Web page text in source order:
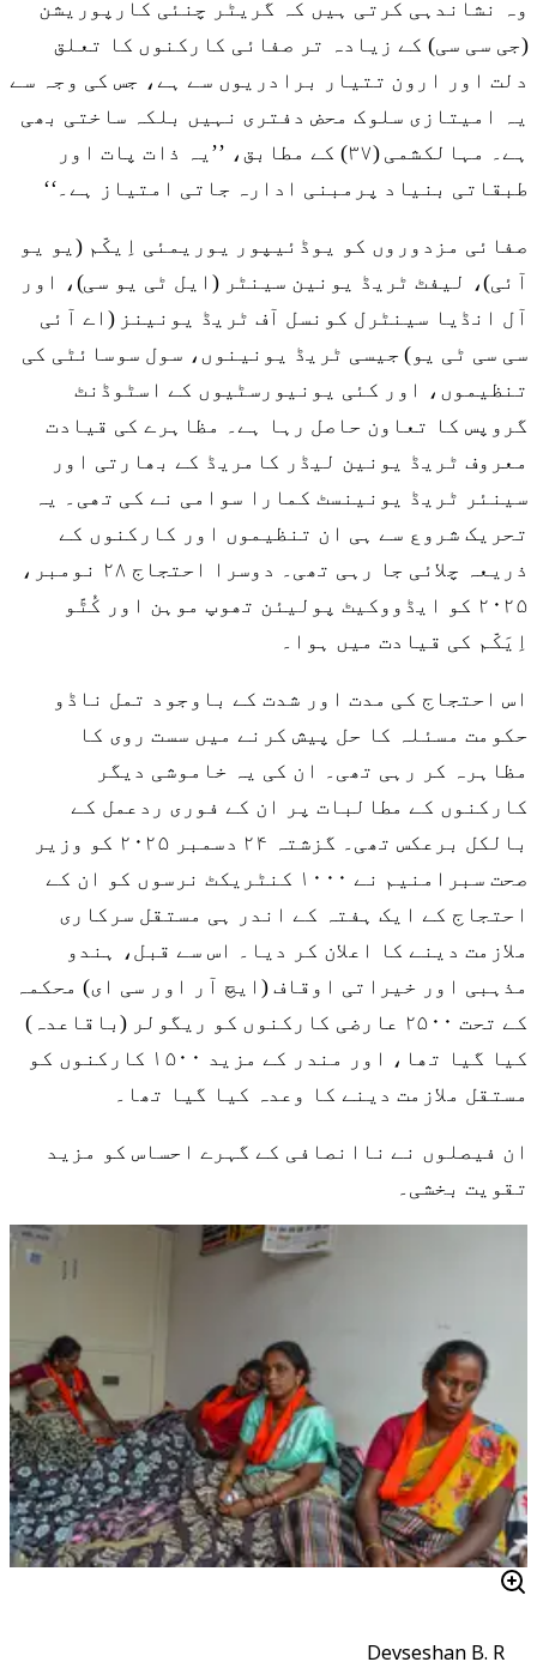
وہ نشاندہی کرتی ہیں کہ گریٹر چنئی کارپوریشن
(جی سی سی) کے زیادہ تر صفائی کارکنوں کا تعلق
دلت اور ارون تتیار برادریوں سے ہے، جس کی وجہ سے
یہ امیتازی سلوک محض دفتری نہیں بلکہ ساختی بھی
ہے۔ مہالکشمی (۳۷) کے مطابق، ’’یہ ذات پات اور
طبقاتی بنیاد پرمبنی ادارہ جاتی امتیاز ہے۔‘‘
صفائی مزدوروں کو یوڈئیپور یوریمئی اِیکّم (یو یو
آئی)، لیفٹ ٹریڈ یونین سینٹر (ایل ٹی یو سی)، اور
آل انڈیا سینٹرل کونسل آف ٹریڈ یونینز (اے آئی
سی سی ٹی یو) جیسی ٹریڈ یونینوں، سول سوسائٹی کی
تنظیموں، اور کئی یونیورسٹیوں کے اسٹوڈنٹ
گروپس کا تعاون حاصل رہا ہے۔ مظاہرے کی قیادت
معروف ٹریڈ یونین لیڈر کامریڈ کے بھارتی اور
سینئر ٹریڈ یونینسٹ کمارا سوامی نے کی تھی۔ یہ
تحریک شروع سے ہی ان تنظیموں اور کارکنوں کے
ذریعہ چلائی جا رہی تھی۔ دوسرا احتجاج ۲۸ نومبر،
۲۰۲۵ کو ایڈووکیٹ پولیئن تھوپ موہن اور کُٹّو
اِیَکّم کی قیادت میں ہوا۔
اس احتجاج کی مدت اور شدت کے باوجود تمل ناڈو
حکومت مسئلہ کا حل پیش کرنے میں سست روی کا
مظاہرہ کر رہی تھی۔ ان کی یہ خاموشی دیگر
کارکنوں کے مطالبات پر ان کے فوری ردعمل کے
بالکل برعکس تھی۔ گزشتہ ۲۴ دسمبر ۲۰۲۵ کو وزیر
صحت سبرامنیم نے ۱۰۰۰ کنٹریکٹ نرسوں کو ان کے
احتجاج کے ایک ہفتہ کے اندر ہی مستقل سرکاری
ملازمت دینے کا اعلان کر دیا۔ اس سے قبل، ہندو
مذہبی اور خیراتی اوقاف (ایچ آر اور سی ای) محکمہ
کے تحت ۲۵۰۰ عارضی کارکنوں کو ریگولر (باقاعدہ)
کیا گیا تھا، اور مندر کے مزید ۱۵۰۰ کارکنوں کو
مستقل ملازمت دینے کا وعدہ کیا گیا تھا۔
ان فیصلوں نے ناانصافی کے گہرے احساس کو مزید
تقویت بخشی۔
Devseshan B. R